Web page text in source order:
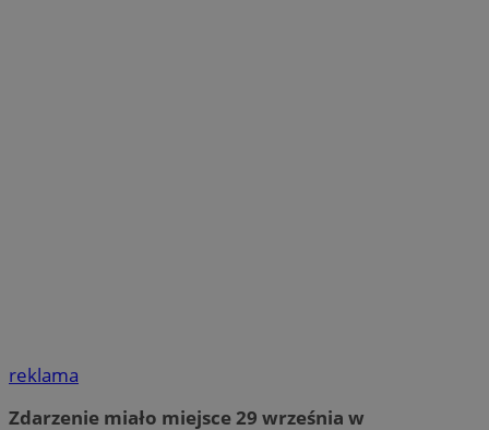
reklama
Zdarzenie miało miejsce 29 września w